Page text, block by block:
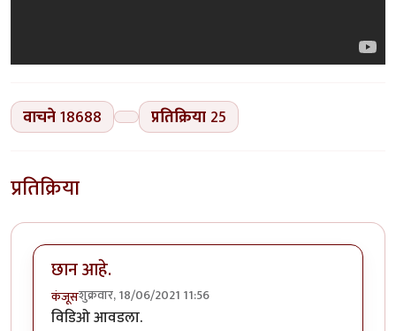
वाचने18688 प्रतिक्रिया 25
प्रतिक्रिया
छान आहे.
कंजूसशुक्रवार, 18/06/2021 11:56
विडिओ आवडला.